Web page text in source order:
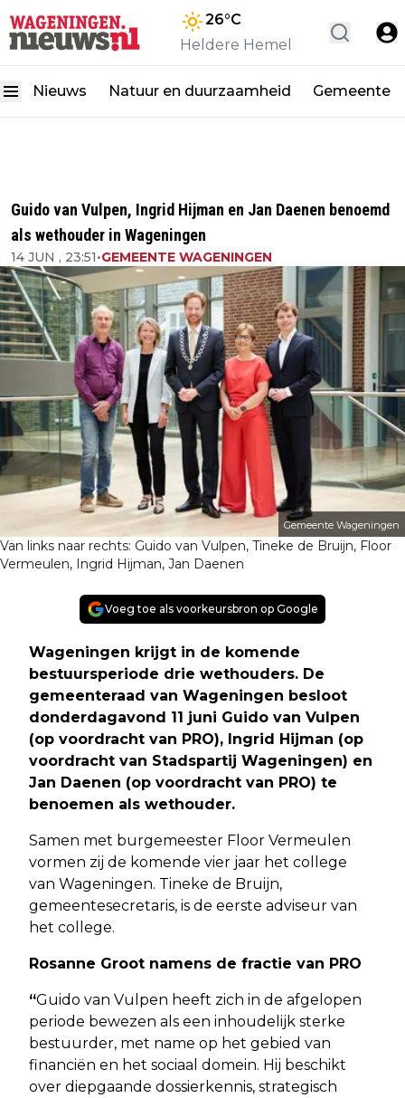
26°C
Heldere Hemel
Nieuws Natuur en duurzaamheid Gemeente
Guido van Vulpen, Ingrid Hijman en Jan Daenen benoemd
als wethouder in Wageningen
14 JUN , 23:51•GEMEENTE WAGENINGEN
Gemeente Wageningen
Van links naar rechts: Guido van Vulpen, Tineke de Bruijn, Floor
Vermeulen, Ingrid Hijman, Jan Daenen
Voeg toe als voorkeursbron op Google
Wageningen krijgt in de komende
bestuursperiode drie wethouders. De
gemeenteraad van Wageningen besloot
donderdagavond 11 juni Guido van Vulpen
(op voordracht van PRO), Ingrid Hijman (op
voordracht van Stadspartij Wageningen) en
Jan Daenen (op voordracht van PRO) te
benoemen als wethouder.
Samen met burgemeester Floor Vermeulen
vormen zij de komende vier jaar het college
van Wageningen. Tineke de Bruijn,
gemeentesecretaris, is de eerste adviseur van
het college.
Rosanne Groot namens de fractie van PRO
“Guido van Vulpen heeft zich in de afgelopen
periode bewezen als een inhoudelijk sterke
bestuurder, met name op het gebied van
financiën en het sociaal domein. Hij beschikt
over diepgaande dossierkennis, strategisch